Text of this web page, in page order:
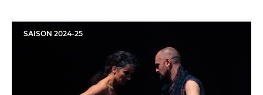
SAISON 2024-25